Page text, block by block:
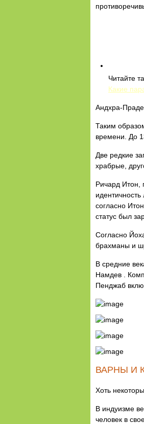
Читайте
Какие
Андхра-
Таким
времени. До
Две редкие
храбрые,
Ричард Итон,
согласно
статус был
Согласно
брахманы и
В средние
Намдев .
Пенджаб
ВАРНЫ И
Хоть
В индуизме
человек в